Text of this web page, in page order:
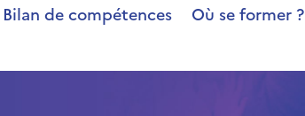
Bilan de compétences Où se former ?